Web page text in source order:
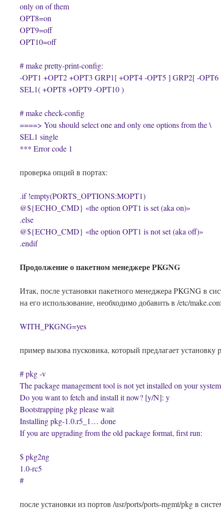
only on of them
OPT8=on
OPT9=off
OPT10=off
# make pretty-print-config:
-OPT1 +OPT2 +OPT3 GRP1[ +OPT4 -OPT5 ] GRP2[ -
SEL1( +OPT8 +OPT9 -OPT10 )
# make check-config
====> You should select one and only one options from the \
SEL1 single
*** Error code 1
проверка опций в портах:
.if !empty(PORTS_OPTIONS:MOPT1)
@${ECHO_CMD} «the option OPT1 is set (aka on)»
.else
@${ECHO_CMD} «the option OPT1 is not set (aka off)»
.endif
Продолжение о пакетном менеджере PKGNG
Итак, после установки пакетного менеджера PKGNG в
на его использование, необходимо добавить в /etc/
WITH_PKGNG=yes
пример вызова пусковика, который предлагает установку
# pkg -v
The package management tool is not yet installed on your
Do you want to fetch and install it now? [y/N]: y
Bootstrapping pkg please wait
Installing pkg-1.0.r5_1… done
If you are upgrading from the old package format, first run:
$ pkg2ng
1.0-rc5
#
после установки из портов /usr/ports/ports-mgmt/pkg в